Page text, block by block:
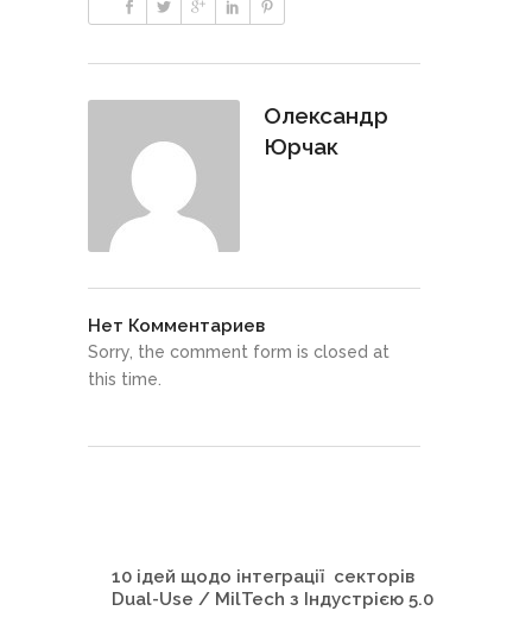
Олександр
Юрчак
Нет Комментариев
Sorry, the comment form is closed at
this time.
10 ідей щодо інтеграції секторів
Dual-Use / MilTech з Індустрією 5.0